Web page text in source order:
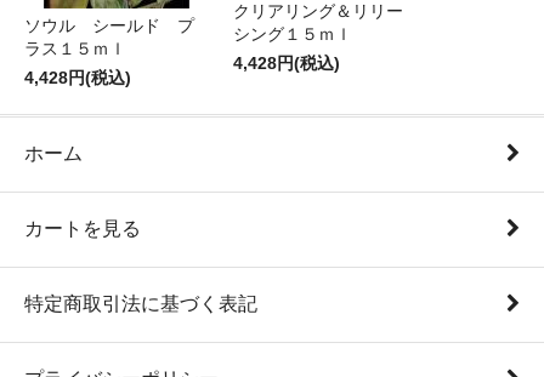
ソウル シールド プ
ラス１５ｍｌ
4,428円(税込)
クリアリング＆リリー
シング１５ｍｌ
4,428円(税込)
ホーム
カートを見る
特定商取引法に基づく表記